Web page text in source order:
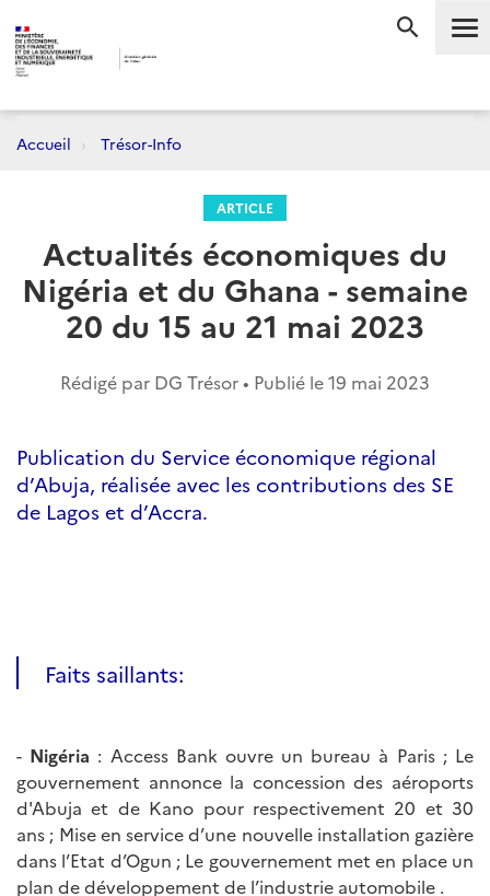
Accueil Trésor-Info
ARTICLE
Actualités économiques du
Nigéria et du Ghana - semaine
20 du 15 au 21 mai 2023
Rédigé par DG Trésor • Publié le19 mai 2023
Publication du Service économique régional
d’Abuja, réalisée avec les contributions des SE
de Lagos et d’Accra.
Faits saillants:
- Nigéria : Access Bank ouvre un bureau à Paris ; Le
gouvernement annonce la concession des aéroports
d'Abuja et de Kano pour respectivement 20 et 30
ans ; Mise en service d’une nouvelle installation gazière
dans l’Etat d’Ogun ; Le gouvernement met en place un
plan de développement de l’industrie automobile .